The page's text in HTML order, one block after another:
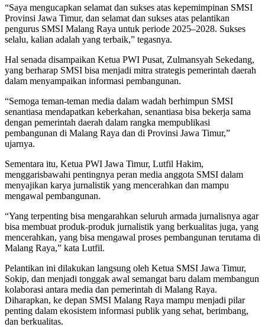
“Saya mengucapkan selamat dan sukses atas kepemimpinan SMSI
Provinsi Jawa Timur, dan selamat dan sukses atas pelantikan
pengurus SMSI Malang Raya untuk periode 2025–2028. Sukses
selalu, kalian adalah yang terbaik,” tegasnya.
Hal senada disampaikan Ketua PWI Pusat, Zulmansyah Sekedang,
yang berharap SMSI bisa menjadi mitra strategis pemerintah daerah
dalam menyampaikan informasi pembangunan.
“Semoga teman-teman media dalam wadah berhimpun SMSI
senantiasa mendapatkan keberkahan, senantiasa bisa bekerja sama
dengan pemerintah daerah dalam rangka mempublikasi
pembangunan di Malang Raya dan di Provinsi Jawa Timur,”
ujarnya.
Sementara itu, Ketua PWI Jawa Timur, Lutfil Hakim,
menggarisbawahi pentingnya peran media anggota SMSI dalam
menyajikan karya jurnalistik yang mencerahkan dan mampu
mengawal pembangunan.
“Yang terpenting bisa mengarahkan seluruh armada jurnalisnya agar
bisa membuat produk-produk jurnalistik yang berkualitas juga, yang
mencerahkan, yang bisa mengawal proses pembangunan terutama di
Malang Raya,” kata Lutfil.
Pelantikan ini dilakukan langsung oleh Ketua SMSI Jawa Timur,
Sokip, dan menjadi tonggak awal semangat baru dalam membangun
kolaborasi antara media dan pemerintah di Malang Raya.
Diharapkan, ke depan SMSI Malang Raya mampu menjadi pilar
penting dalam ekosistem informasi publik yang sehat, berimbang,
dan berkualitas.